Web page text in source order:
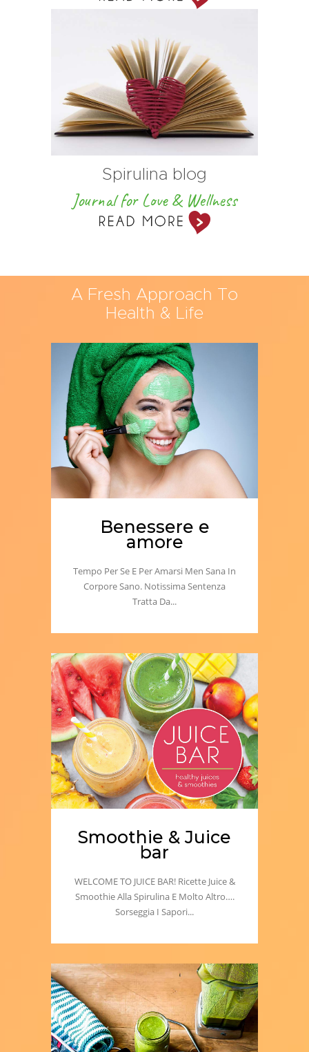
Spirulina blog
Journal for Love & Wellness
A Fresh Approach To
Health & Life
Benessere e
amore
Tempo Per Se E Per Amarsi Men Sana In
Corpore Sano. Notissima Sentenza
Tratta Da...
Smoothie & Juice
bar
WELCOME TO JUICE BAR! Ricette Juice &
Smoothie Alla Spirulina E Molto Altro….
Sorseggia I Sapori...